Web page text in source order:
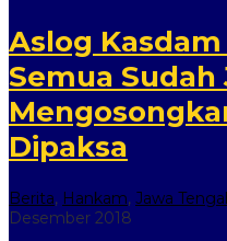
Aslog
Semua Sudah
Dipaksa
Berita, Hankam, Jawa
Desember 2018